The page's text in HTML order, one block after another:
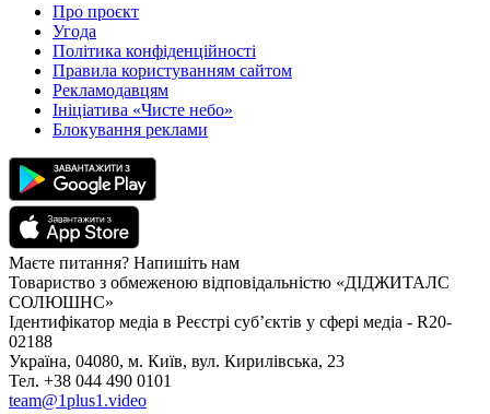
Про проєкт
Угода
Політика конфіденційності
Правила користуванням сайтом
Рекламодавцям
Ініціатива «Чисте небо»
Блокування реклами
Маєте питання? Напишіть нам
Товариство з обмеженою відповідальністю «ДІДЖИТАЛС
СОЛЮШНС»
Ідентифікатор медіа в Реєстрі суб’єктів у сфері медіа - R20-
02188
Україна, 04080, м. Київ, вул. Кирилівська, 23
Тел. +38 044 490 0101
team@1plus1.video